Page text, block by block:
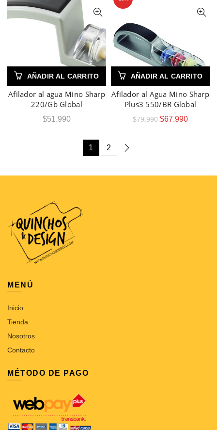
AÑADIR AL CARRITO
Afilador al agua Mino Sharp
220/Gb Global
$51.990
AÑADIR AL CARRITO
Afilador al Agua Mino Sharp
Plus3 550/BR Global
$79.990 $67.990
1 2
MENÚ
Inicio
Tienda
Nosotros
Contacto
MÉTODO DE PAGO